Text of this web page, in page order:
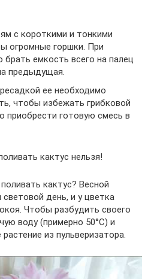
с короткими и тонкими
огромные горшки. При
брать емкость всего на палец
предыдущая.
ее необходимо
чтобы избежать грибковой
приобрести готовую смесь в
кактус нельзя!
кактус? Весной
световой день, и у цветка
Чтобы разбудить своего
воду (примерно 50°C) и
из пульверизатора.